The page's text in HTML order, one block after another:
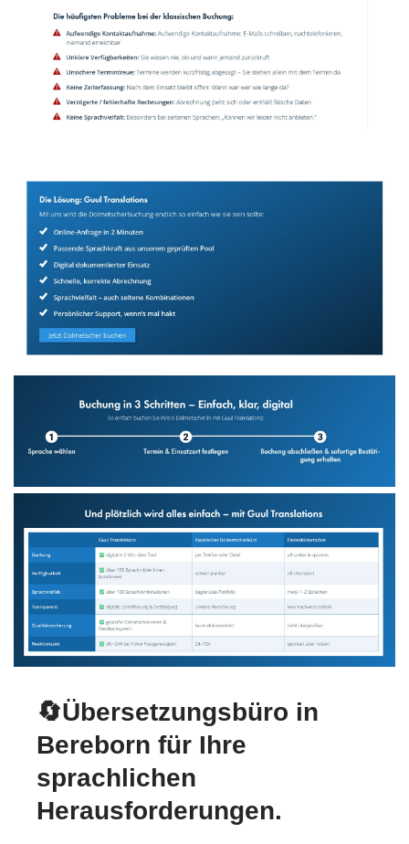
🔄Übersetzungsbüro in
Bereborn für Ihre
sprachlichen
Herausforderungen.